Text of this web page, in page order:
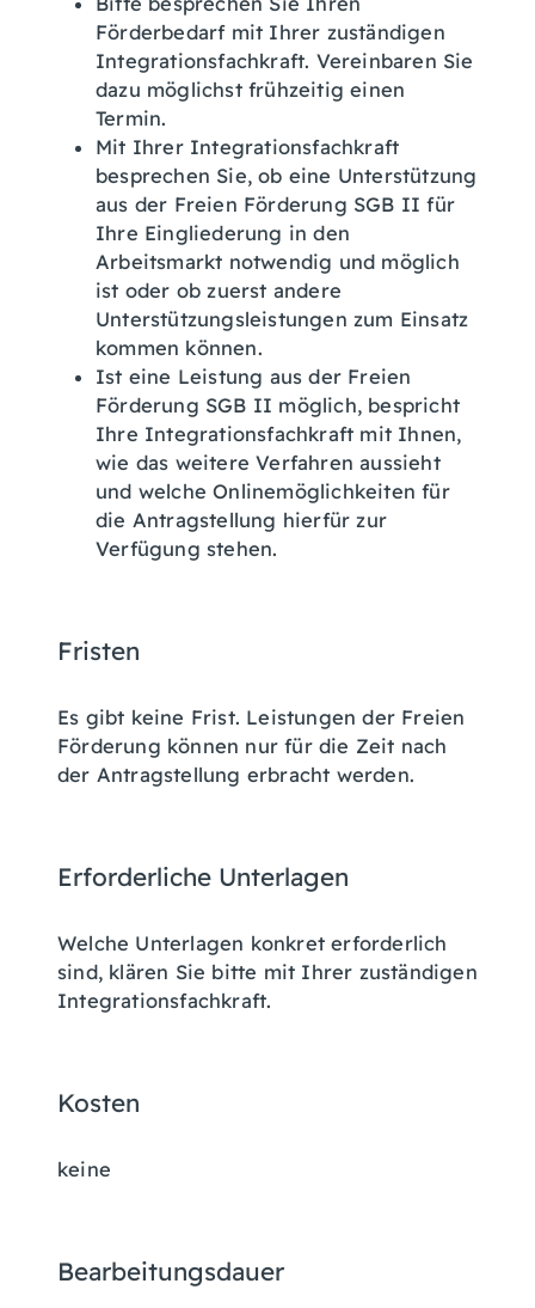
Förderbedarf mit Ihrer zuständigen
Integrationsfachkraft. Vereinbaren Sie
dazu möglichst frühzeitig einen
Termin.
Mit Ihrer Integrationsfachkraft
besprechen Sie, ob eine Unterstützung
aus der Freien Förderung SGB II für
Ihre Eingliederung in den
Arbeitsmarkt notwendig und möglich
ist oder ob zuerst andere
Unterstützungsleistungen zum Einsatz
kommen können.
Ist eine Leistung aus der Freien
Förderung SGB II möglich, bespricht
Ihre Integrationsfachkraft mit Ihnen,
wie das weitere Verfahren aussieht
und welche Onlinemöglichkeiten für
die Antragstellung hierfür zur
Verfügung stehen.
Fristen
Es gibt keine Frist. Leistungen der Freien
Förderung können nur für die Zeit nach
der Antragstellung erbracht werden.
Erforderliche Unterlagen
Welche Unterlagen konkret erforderlich
sind, klären Sie bitte mit Ihrer zuständigen
Integrationsfachkraft.
Kosten
keine
Bearbeitungsdauer